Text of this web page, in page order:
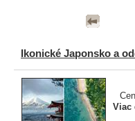
Ikonické Japonsko a
Viac